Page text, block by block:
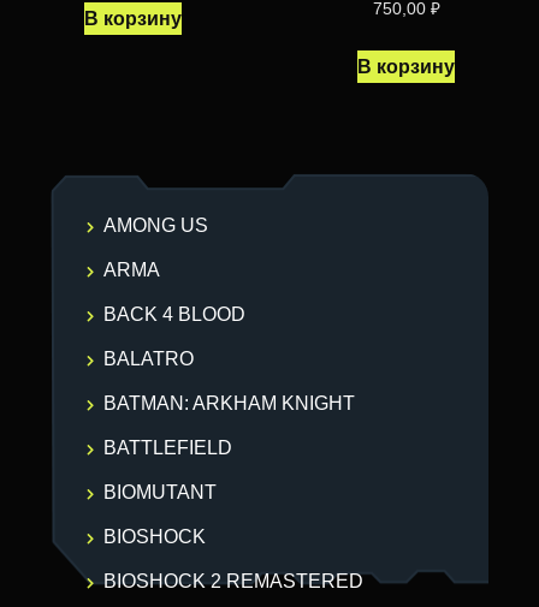
В корзину 750,00 ₽
В корзину
AMONG US
ARMA
BACK 4 BLOOD
BALATRO
BATMAN: ARKHAM KNIGHT
BATTLEFIELD
BIOMUTANT
BIOSHOCK
BIOSHOCK 2 REMASTERED